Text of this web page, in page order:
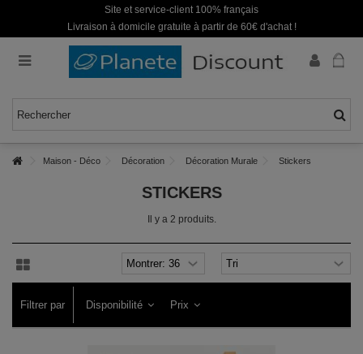
Site et service-client 100% français
Livraison à domicile gratuite à partir de 60€ d'achat !
Maison - Déco Décoration Décoration Murale Stickers
STICKERS
Il y a 2 produits.
Filtrer par Disponibilité Prix